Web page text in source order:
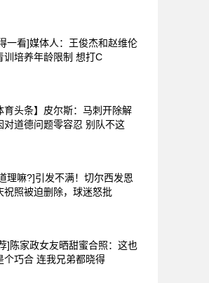
一看]媒体人：王俊杰和赵维伦
训培养年龄限制 想打C
育头条】皮尔斯：马刺开除解
对道德问题零容忍 别队不这
理嘛?]引发不满！切尔西发恩
祝照被迫删除，球迷怒批
]陈家政女友晒甜蜜合照：这也
个巧合 连我兄弟都晓得